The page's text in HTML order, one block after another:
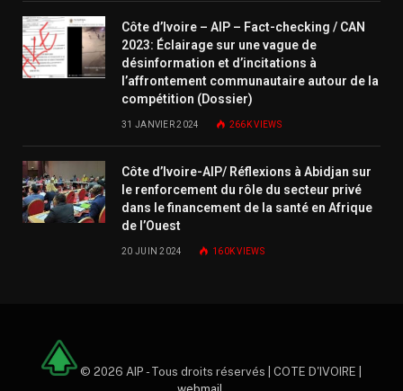
Côte d’Ivoire – AIP – Fact-checking / CAN
2023: Éclairage sur une vague de
désinformation et d’incitations à
l’affrontement communautaire autour de la
compétition (Dossier)
31 JANVIER 2024 266KVIEWS
Côte d’Ivoire-AIP/ Réflexions à Abidjan sur
le renforcement du rôle du secteur privé
dans le financement de la santé en Afrique
de l’Ouest
20 JUIN 2024 160KVIEWS
© 2026 AIP - Tous droits réservés | COTE D'IVOIRE |